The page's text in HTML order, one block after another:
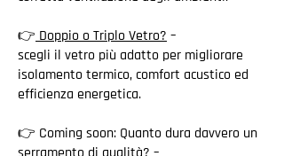
👉 Doppio o Triplo Vetro? –
scegli il vetro più adatto per migliorare
isolamento termico, comfort acustico ed
efficienza energetica.
👉 Coming soon: Quanto dura davvero un